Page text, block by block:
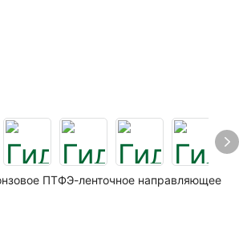
ПТФЭ-ленточное направляющее